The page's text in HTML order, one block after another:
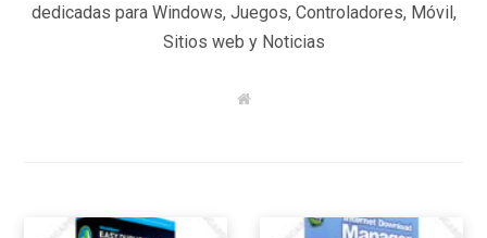
dedicadas para Windows, Juegos, Controladores, Móvil,
Sitios web y Noticias
W